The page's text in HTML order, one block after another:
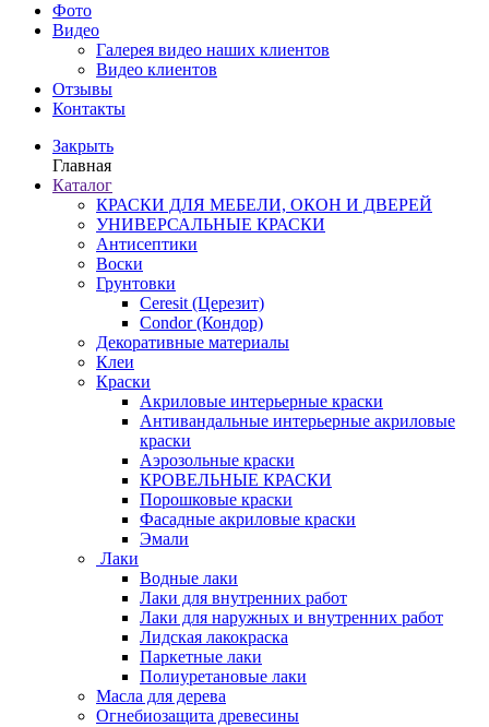
Фото
Видео
Галерея видео наших клиентов
Видео клиентов
Отзывы
Контакты
Закрыть
Главная
Каталог
КРАСКИ ДЛЯ МЕБЕЛИ, ОКОН И ДВЕРЕЙ
УНИВЕРСАЛЬНЫЕ КРАСКИ
Антисептики
Воски
Грунтовки
Ceresit (Церезит)
Condor (Кондор)
Декоративные материалы
Клеи
Краски
Акриловые интерьерные краски
Антивандальные интерьерные акриловые
краски
Аэрозольные краски
КРОВЕЛЬНЫЕ КРАСКИ
Порошковые краски
Фасадные акриловые краски
Эмали
Лаки
Водные лаки
Лаки для внутренних работ
Лаки для наружных и внутренних работ
Лидская лакокраска
Паркетные лаки
Полиуретановые лаки
Масла для дерева
Огнебиозащита древесины